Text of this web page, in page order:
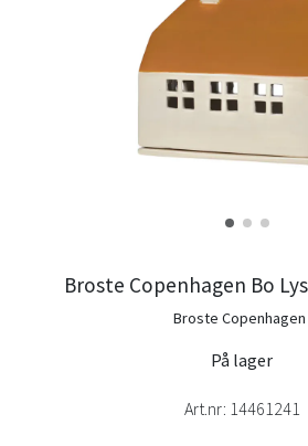
Broste Copenhagen Bo
Broste Copenhagen
På lager
Art.nr: 14461241